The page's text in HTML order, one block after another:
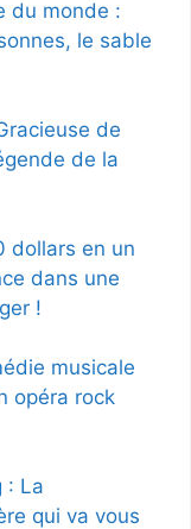
du monde :
le sable
de
de la
dollars en un
dans une
!
musicale
opéra rock
: La
qui va vous